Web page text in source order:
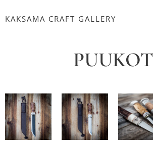
KAKSAMA CRAFT GALLERY
PUUKOT